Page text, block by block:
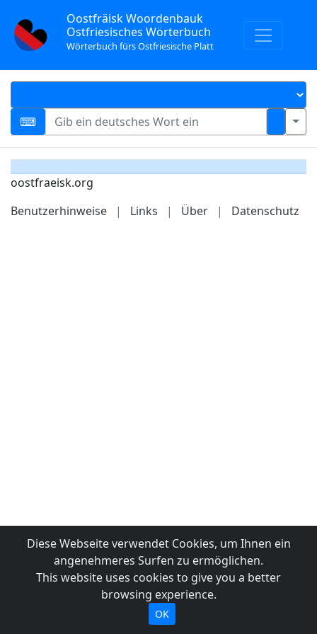
Oostfräisk Woordenbauk
Ostfriesisches Wörterbuch
Wörterbuch fürs Ostfriesische Platt
oostfraeisk.org
Benutzerhinweise
| Links | Über | Datenschutz
Diese Webseite verwendet Cookies, um Ihnen ein
angenehmeres Surfen zu ermöglichen.
This website uses cookies to give you a better
browsing experience.
OK